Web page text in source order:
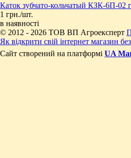
Каток зубчато-кольчатый КЗК-6П-02
1 грн./шт.
в наявності
© 2012 - 2026 ТОВ ВП Агроексперт
Як відкрити свій інтернет магазин
Сайт створений на платформі UA